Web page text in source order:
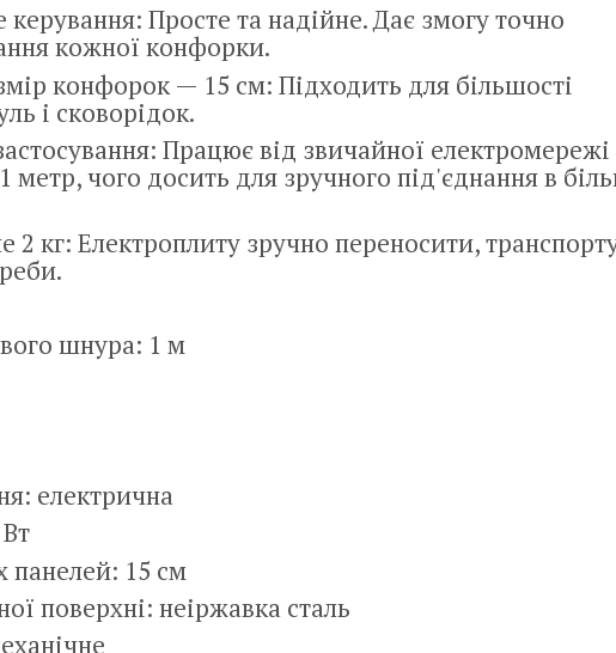
керування: Просте та надійне. Дає змогу точно
кожної конфорки.
конфорок — 15 см: Підходить для більшості
і сковорідок.
Працює від звичайної електромережі
чого досить для зручного під'єднання в
2 кг: Електроплиту зручно переносити,
шнура: 1 м
електрична
панелей: 15 см
поверхні: неіржавка сталь